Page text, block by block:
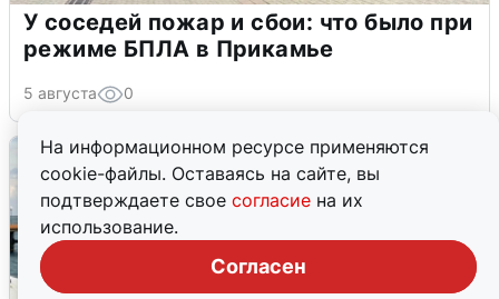
На информационном ресурсе применяются
cookie-файлы. Оставаясь на сайте, вы
подтверждаете свое согласие на их
использование.
Согласен
У соседей пожар и сбои: что было при
режиме БПЛА в Прикамье
5 августа 0